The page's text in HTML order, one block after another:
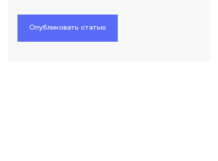
Опубликовать статью